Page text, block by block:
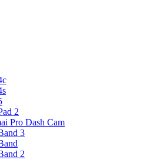
2
Pro Dash Cam
3
2